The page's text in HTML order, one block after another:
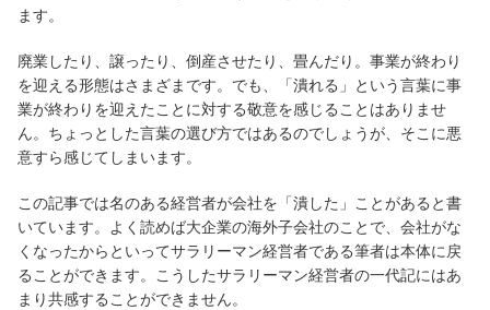
ます。
廃業したり、譲ったり、倒産させたり、畳んだり。事業が終わり
を迎える形態はさまざまです。でも、「潰れる」という言葉に事
業が終わりを迎えたことに対する敬意を感じることはありませ
ん。ちょっとした言葉の選び方ではあるのでしょうが、そこに悪
意すら感じてしまいます。
この記事では名のある経営者が会社を「潰した」ことがあると書
いています。よく読めば大企業の海外子会社のことで、会社がな
くなったからといってサラリーマン経営者である筆者は本体に戻
ることができます。こうしたサラリーマン経営者の一代記にはあ
まり共感することができません。